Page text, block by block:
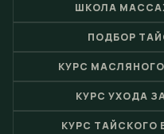
ШКОЛА
ПОДБОР
КУРС
КУРС УХОДА
КУРС